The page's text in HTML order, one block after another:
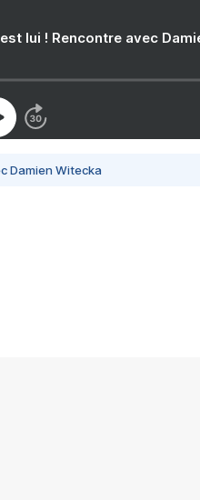
lui ! Rencontre avec
Damien Witecka